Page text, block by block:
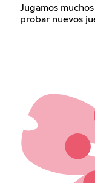
Jugamos
probar nuevos